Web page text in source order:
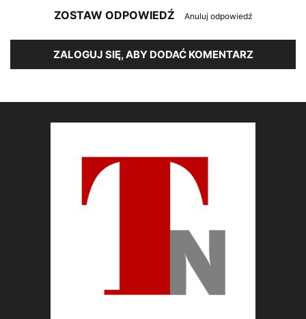
ZOSTAW ODPOWIEDŹ Anuluj odpowiedź
ZALOGUJ SIĘ, ABY DODAĆ KOMENTARZ